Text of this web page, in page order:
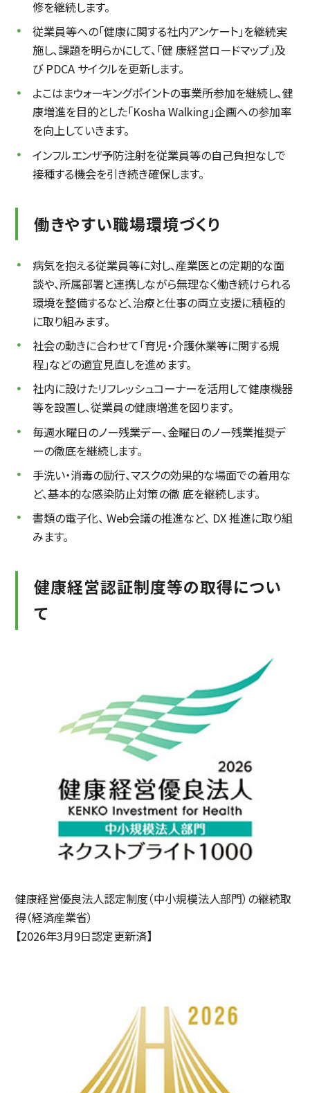
修を継続します。
従業員等への「健康に関する社内アンケート」を継続実
施し、課題を明らかにして、「健 康経営ロードマップ」及
び PDCA サイクルを更新します。
よこはまウォーキングポイントの事業所参加を継続し、健
康増進を目的とした「Kosha Walking」企画への参加率
を向上していきます。
インフルエンザ予防注射を従業員等の自己負担なしで
接種する機会を引き続き確保します。
働きやすい職場環境づくり
病気を抱える従業員等に対し、産業医との定期的な面
談や、所属部署と連携しながら無理なく働き続けられる
環境を整備するなど、治療と仕事の両立支援に積極的
に取り組みます。
社会の動きに合わせて「育児・介護休業等に関する規
程」などの適宜見直しを進めます。
社内に設けたリフレッシュコーナーを活用して健康機器
等を設置し、従業員の健康増進を図ります。
毎週水曜日のノー残業デー、金曜日のノー残業推奨デ
ーの徹底を継続します。
手洗い・消毒の励行、マスクの効果的な場面での着用な
ど、基本的な感染防止対策の徹 底を継続します。
書類の電子化、 Web会議の推進など、 DX 推進に取り組
みます。
健康経営認証制度等の取得につい
て
健康経営優良法人認定制度（中小規模法人部門）の継続取
得（経済産業省）
【2026年3月9日認定更新済】